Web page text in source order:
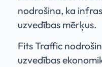
nodrošina, ka
uzvedības mērķus.
Fits Traffic
uzvedības